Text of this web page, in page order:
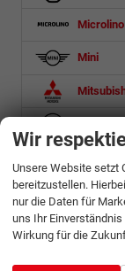
Microlino
Mini
Opel
Ora
Wir
Unsere Website setzt
bereitzustellen.
nur die Daten für
uns Ihr
Wirkung für die